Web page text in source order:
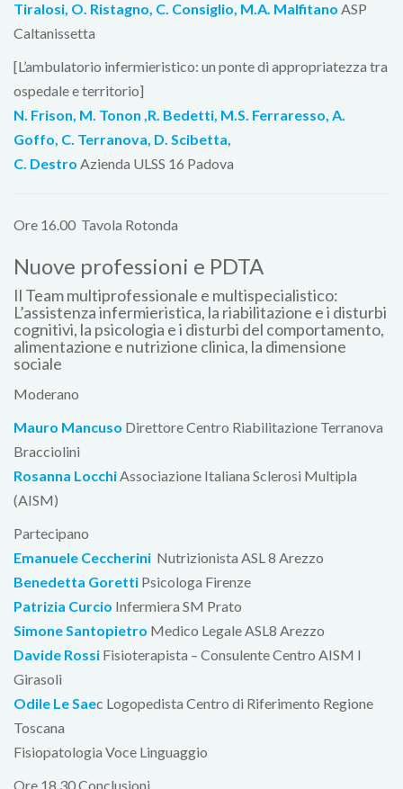
Tiralosi, O. Ristagno, C. Consiglio, M.A. Malfitano ASP
Caltanissetta
[L’ambulatorio infermieristico: un ponte di appropriatezza tra
ospedale e territorio]
N. Frison, M. Tonon ,R. Bedetti, M.S. Ferraresso, A.
Goffo, C. Terranova, D. Scibetta,
C. Destro Azienda ULSS 16 Padova
Ore 16.00 Tavola Rotonda
Nuove professioni e PDTA
Il Team multiprofessionale e multispecialistico:
L’assistenza infermieristica, la riabilitazione e i disturbi
cognitivi, la psicologia e i disturbi del comportamento,
alimentazione e nutrizione clinica, la dimensione
sociale
Moderano
Mauro Mancuso Direttore Centro Riabilitazione Terranova
Bracciolini
Rosanna LocchiAssociazione Italiana Sclerosi Multipla
(AISM)
Partecipano
Emanuele Ceccherini Nutrizionista ASL 8 Arezzo
Benedetta Goretti Psicologa Firenze
Patrizia Curcio Infermiera SM Prato
Simone Santopietro Medico Legale ASL8 Arezzo
Davide Rossi Fisioterapista – Consulente Centro AISM I
Girasoli
Odile Le Saec Logopedista Centro di Riferimento Regione
Toscana
Fisiopatologia Voce Linguaggio
Ore 18.30 Conclusioni